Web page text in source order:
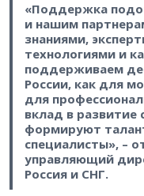
«Поддержка
и нашим
знаниями,
технологиями и
поддерживаем
России, как для
для
вклад в развитие
формируют
специалисты», –
управляющий
Россия и СНГ.